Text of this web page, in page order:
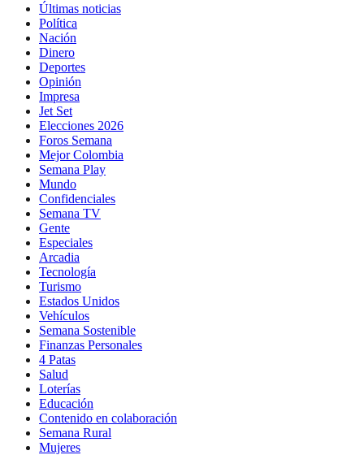
Últimas noticias
Política
Nación
Dinero
Deportes
Opinión
Impresa
Jet Set
Elecciones 2026
Foros Semana
Mejor Colombia
Semana Play
Mundo
Confidenciales
Semana TV
Gente
Especiales
Arcadia
Tecnología
Turismo
Estados Unidos
Vehículos
Semana Sostenible
Finanzas Personales
4 Patas
Salud
Loterías
Educación
Contenido en colaboración
Semana Rural
Mujeres